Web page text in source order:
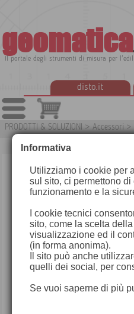
geomatica
Il portale degli strumenti di misura per
disto.it
PRODOTTI & SOLUZIONI > Accessori >
Informativa
Utilizziamo i cookie per
sul sito, ci permettono
funzionamento e la
I cookie tecnici
sito, come la scelta
visualizzazione ed il
(in forma anonima).
Il sito può anche
quelli dei social, per
Se vuoi saperne di più